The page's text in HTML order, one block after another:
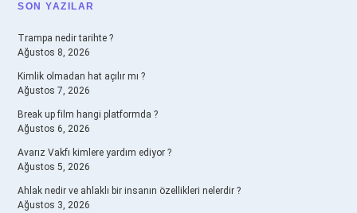
SIDEBAR
SON YAZILAR
Trampa nedir tarihte ?
Ağustos 8, 2026
Kimlik olmadan hat açılır mı ?
Ağustos 7, 2026
Break up film hangi platformda ?
Ağustos 6, 2026
Avarız Vakfı kimlere yardım ediyor ?
Ağustos 5, 2026
Ahlak nedir ve ahlaklı bir insanın özellikleri nelerdir ?
Ağustos 3, 2026